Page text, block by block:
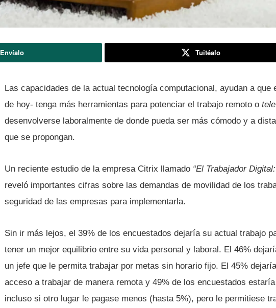
Envíalo Tuitéalo
Las capacidades de la actual tecnologí­a computacional, ayudan a que
de hoy- tenga más herramientas para potenciar el trabajo remoto o
desenvolverse laboralmente de donde pueda ser más cómodo y a
que se propongan.
Un reciente estudio de la empresa Citrix llamado “El Trabajador
reveló importantes cifras sobre las demandas de movilidad de los
seguridad de las empresas para implementarla.
Sin ir más lejos, el 39% de los encuestados dejarí­a su actual trabajo
tener un mejor equilibrio entre su vida personal y laboral. El 46%
un jefe que le permita trabajar por metas sin horario fijo. El 45%
acceso a trabajar de manera remota y 49% de los encuestados
incluso si otro lugar le pagase menos (hasta 5%), pero le permitiese